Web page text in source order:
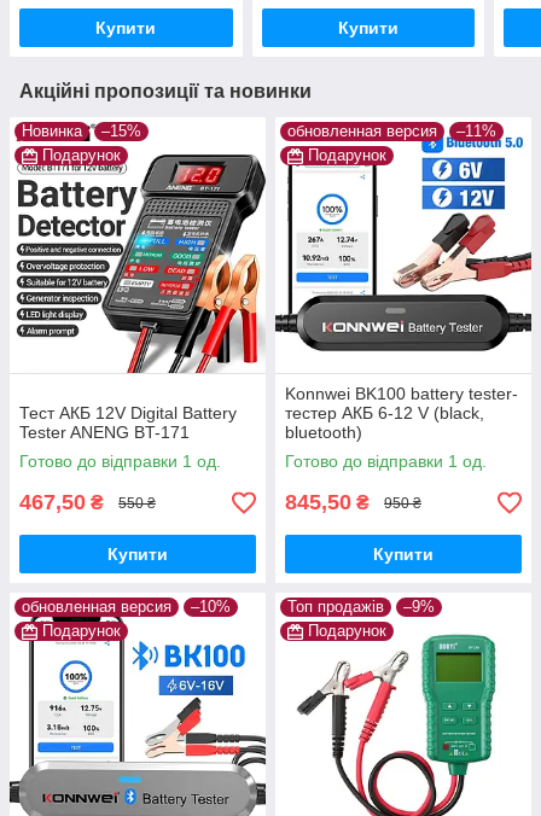
Купити Купити
Акційні пропозиції та новинки
Новинка
–15%
Подарунок
Тест АКБ 12V Digital Battery
Tester ANENG BT-171
Готово до відправки 1 од.
467,50 ₴ 550 ₴
Купити
обновленная версия
–11%
Подарунок
Konnwei BK100 battery tester-
тестер АКБ 6-12 V (black,
bluetooth)
Готово до відправки 1 од.
845,50 ₴ 950 ₴
Купити
обновленная версия
–10%
Подарунок
Топ продажів
–9%
Подарунок